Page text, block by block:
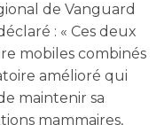
de Vanguard
: « Ces deux
mobiles combinés
amélioré qui
maintenir sa
mammaires,